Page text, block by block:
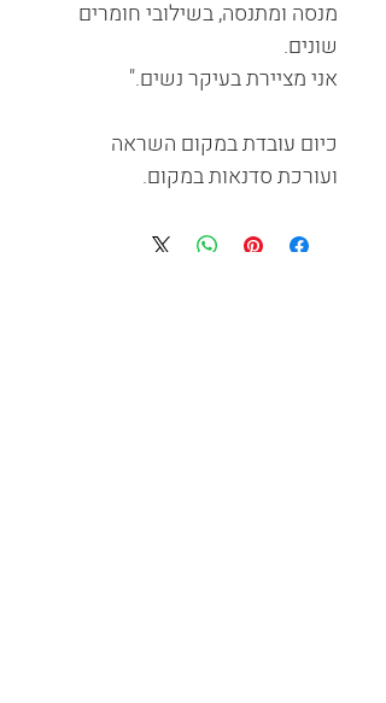
מנסה ומתנסה, בשילובי חומרים
שונים.
אני מציירת בעיקר נשים."
כיום עובדת במקום השראה
ועורכת סדנאות במקום.